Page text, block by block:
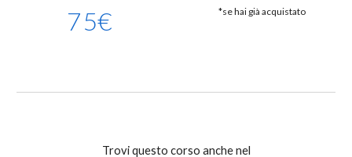
75€ *se hai già acquistato
Trovi questo corso anche nel